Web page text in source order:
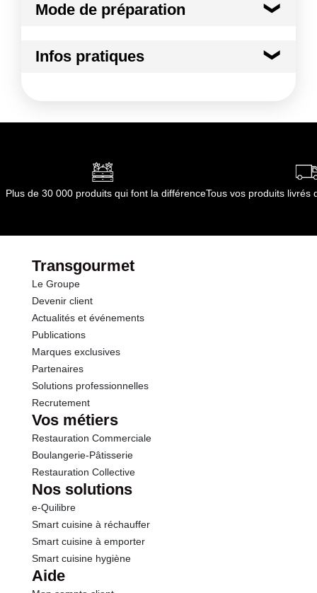
Mode de préparation
peut être proposé en rôtis, tournedos (bardés),
Infos pratiques
Conformément aux informations transmises
Plus de 30 000 produits qui font la différenceTous vos produits livrés
Transgourmet
Le Groupe
Devenir client
Actualités et événements
Publications
Marques exclusives
Partenaires
Solutions professionnelles
Recrutement
Vos métiers
Restauration Commerciale
Boulangerie-Pâtisserie
Restauration Collective
Nos solutions
e-Quilibre
Smart cuisine à réchauffer
Smart cuisine à emporter
Smart cuisine hygiène
Aide